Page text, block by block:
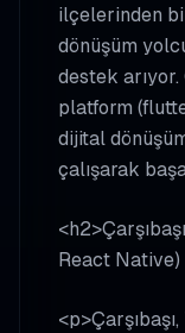
ilçelerinden
dönüşüm
destek
platform
dijital
çalışarak
React